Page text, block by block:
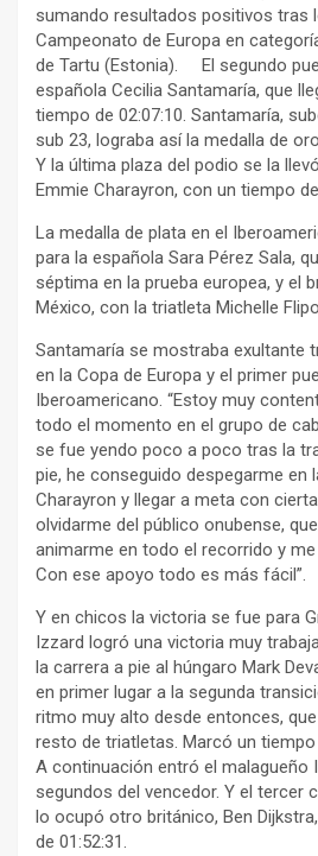
sumando resultados positivos tras
Campeonato de Europa en
de Tartu (Estonia). El segundo
española Cecilia Santamaría, que
tiempo de 02:07:10. Santamaría,
sub 23, lograba así la medalla de
Y la última plaza del podio se la
Emmie Charayron, con un tiempo
La medalla de plata en el
para la española Sara Pérez Sala,
séptima en la prueba europea, y el
México, con la triatleta Michelle
Santamaría se mostraba exultante
en la Copa de Europa y el primer
Iberoamericano. “Estoy muy
todo el momento en el grupo de
se fue yendo poco a poco tras la
pie, he conseguido despegarme en
Charayron y llegar a meta con
olvidarme del público onubense,
animarme en todo el recorrido y
Con ese apoyo todo es más fácil”.
Y en chicos la victoria se fue para
Izzard logró una victoria muy
la carrera a pie al húngaro Mark
en primer lugar a la segunda
ritmo muy alto desde entonces,
resto de triatletas. Marcó un tiempo
A continuación entró el malagueño
segundos del vencedor. Y el tercer
lo ocupó otro británico, Ben
de 01:52:31.